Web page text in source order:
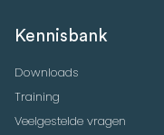
Kennisbank
Downloads
Training
Veelgestelde vragen